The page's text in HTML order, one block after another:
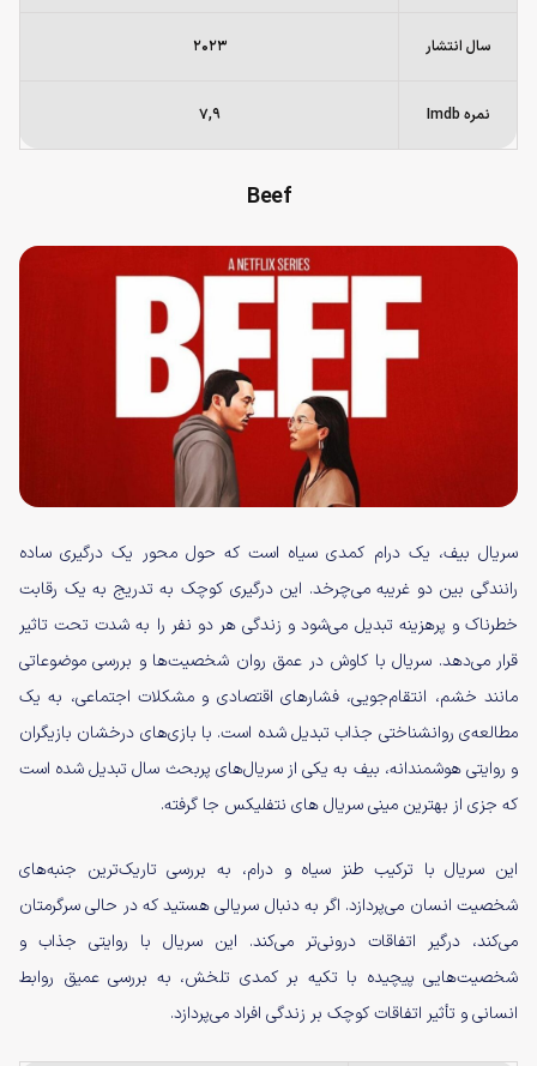
سال انتشار ۲۰۲۳
نمره Imdb ۷,۹
Beef
سریال بیف، یک درام کمدی سیاه است که حول محور یک درگیری ساده
رانندگی بین دو غریبه می‌چرخد. این درگیری کوچک به تدریج به یک رقابت
خطرناک و پرهزینه تبدیل می‌شود و زندگی هر دو نفر را به شدت تحت تاثیر
قرار می‌دهد. سریال با کاوش در عمق روان شخصیت‌ها و بررسی موضوعاتی
مانند خشم، انتقام‌جویی، فشارهای اقتصادی و مشکلات اجتماعی، به یک
مطالعه‌ی روانشناختی جذاب تبدیل شده است. با بازی‌های درخشان بازیگران
و روایتی هوشمندانه، بیف به یکی از سریال‌های پربحث سال تبدیل شده است
که جزی از بهترین مینی سریال های نتفلیکس جا گرفته.
این سریال با ترکیب طنز سیاه و درام، به بررسی تاریک‌ترین جنبه‌های
شخصیت انسان می‌پردازد. اگر به دنبال سریالی هستید که در حالی سرگرمتان
می‌کند، درگیر اتفاقات درونی‌تر می‌کند. این سریال با روایتی جذاب و
شخصیت‌هایی پیچیده با تکیه بر کمدی تلخش، به بررسی عمیق روابط
انسانی و تأثیر اتفاقات کوچک بر زندگی افراد می‌پردازد.